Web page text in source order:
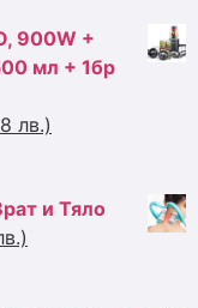
900W +
мл + 1бр
лв.)
и Тяло